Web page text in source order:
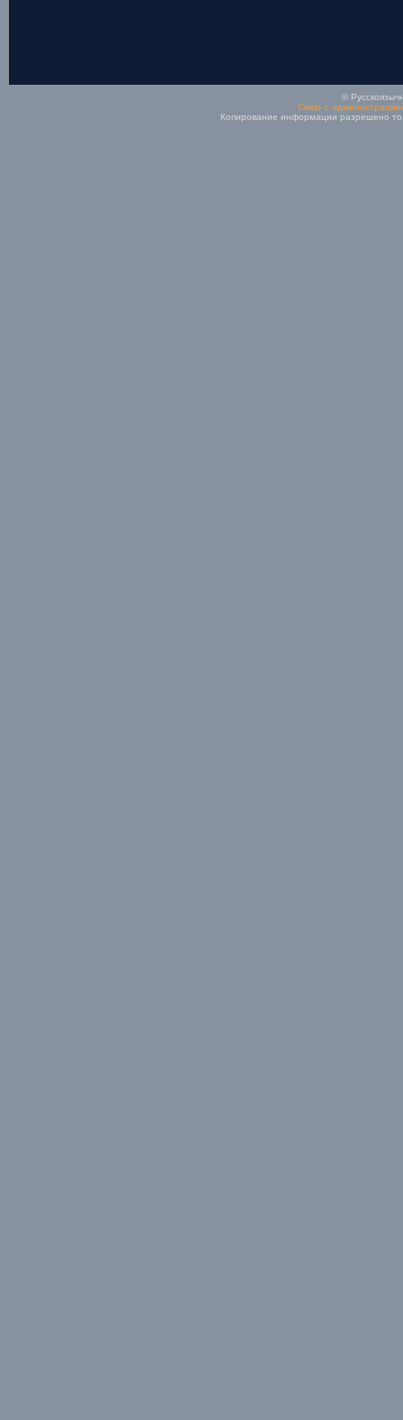
©
Связь с
Копирование информации разрешено